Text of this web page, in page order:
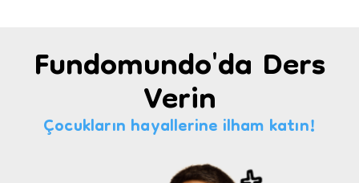
Fundomundo'da Ders
Verin
Çocukların hayallerine ilham katın!